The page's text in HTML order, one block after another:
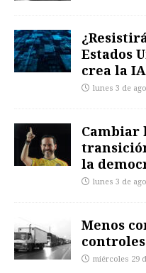
Estados
crea la
lunes 3 de
Cambiar
la
lunes 3 de
Menos
controles
miércoles 29